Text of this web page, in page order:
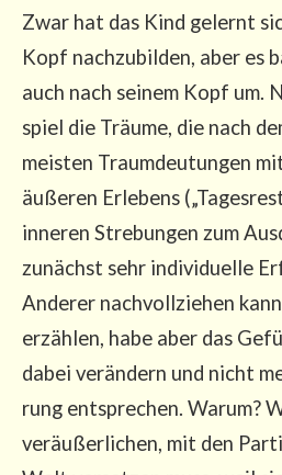
Zwar hat das Kind gelernt
Kopf nach­zu­bil­den, aber es
auch nach sei­nem Kopf um.
spiel die Träu­me, die nach
meis­ten Traum­deu­tun­gen
äuße­ren Erle­bens
inne­ren Stre­bun­gen zum
zunächst sehr indi­vi­du­el­le
Ande­rer nach­voll­zie­hen
erzäh­len, habe aber das
dabei ver­än­dern und nicht
rung ent­spre­chen. War­um?
ver­äu­ßer­li­chen, mit den